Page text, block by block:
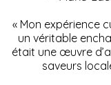
« Mon expérience
un véritable
était une œuvre
saveurs